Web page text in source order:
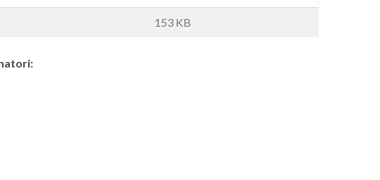
153 KB